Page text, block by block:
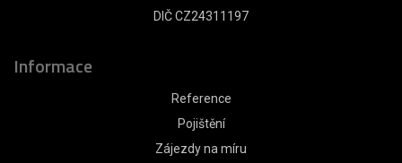
DIČ CZ24311197
Informace
Reference
Pojištění
Zájezdy na míru